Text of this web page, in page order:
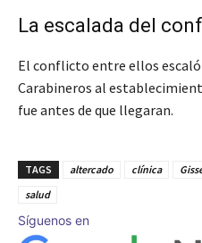
La escalada del
El conflicto entre ellos
Carabineros al
fue antes de que llegaran.
TAGS altercado clínica
salud
Síguenos en